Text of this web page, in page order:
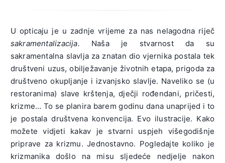
U opticaju je u zadnje vrijeme za nas nelagodna riječ
sakramentalizacija. Naša je stvarnost da su
sakramentalna slavlja za znatan dio vjernika postala tek
društveni uzus, obilježavanje životnih etapa, prigoda za
društveno okupljanje i izvanjsko slavlje. Naveliko se (u
restoranima) slave krštenja, dječji rođendani, pričesti,
krizme… To se planira barem godinu dana unaprijed i to
je postala društvena konvencija. Evo ilustracije. Kako
možete vidjeti kakav je stvarni uspjeh višegodišnje
priprave za krizmu. Jednostavno. Pogledajte koliko je
krizmanika došlo na misu sljedeće nedjelje nakon